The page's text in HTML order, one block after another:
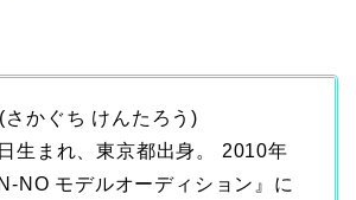
(さかぐち けんたろう)
生まれ、東京都出身。 2010年
NO モデルオーディション』に